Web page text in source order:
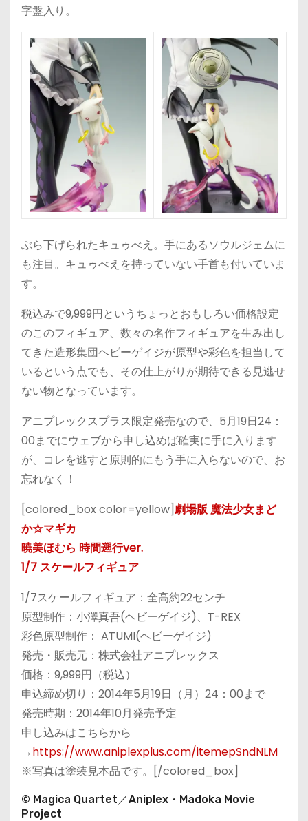
字盤入り。
ぶら下げられたキュゥべえ。手にあるソウルジェムに
も注目。キュゥべえを持っていない手首も付いていま
す。
税込みで9,999円というちょっとおもしろい価格設定
のこのフィギュア、数々の名作フィギュアを生み出し
てきた造形集団ヘビーゲイジが原型や彩色を担当して
いるという点でも、その仕上がりが期待できる見逃せ
ない物となっています。
アニプレックスプラス限定発売なので、5月19日24：
00までにウェブから申し込めば確実に手に入ります
が、コレを逃すと原則的にもう手に入らないので、お
忘れなく！
[colored_box color=yellow]劇場版 魔法少女まど
か☆マギカ
暁美ほむら 時間遡行ver.
1/7 スケールフィギュア
1/7スケールフィギュア：全高約22センチ
原型制作：小澤真吾(ヘビーゲイジ)、T-REX
彩色原型制作： ATUMI(ヘビーゲイジ)
発売・販売元：株式会社アニプレックス
価格：9,999円（税込）
申込締め切り：2014年5月19日（月）24：00まで
発売時期：2014年10月発売予定
申し込みはこちらから
→https://www.aniplexplus.com/itemepSndNLM
※写真は塗装見本品です。[/colored_box]
© Magica Quartet／Aniplex・Madoka Movie
Project